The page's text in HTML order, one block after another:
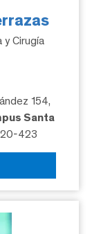
y Cirugía
154,
Santa
423